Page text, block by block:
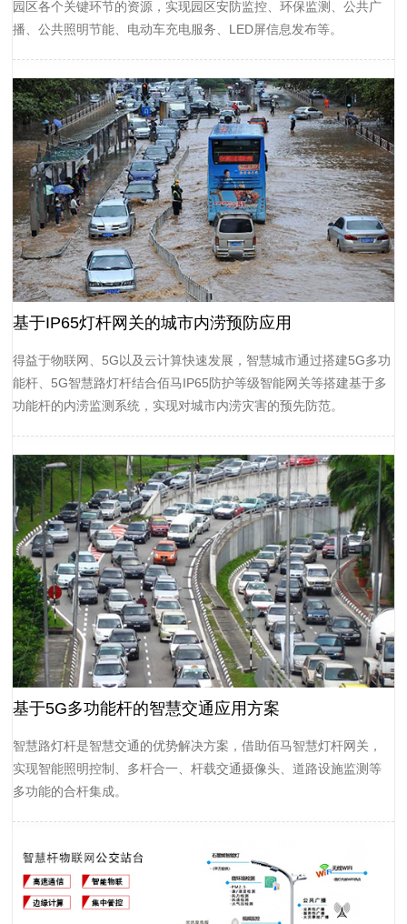
园区各个关键环节的资源，实现园区安防监控、环保监测、公共广
播、公共照明节能、电动车充电服务、LED屏信息发布等。
基于IP65灯杆网关的城市内涝预防应用
得益于物联网、5G以及云计算快速发展，智慧城市通过搭建5G多功
能杆、5G智慧路灯杆结合佰马IP65防护等级智能网关等搭建基于多
功能杆的内涝监测系统，实现对城市内涝灾害的预先防范。
基于5G多功能杆的智慧交通应用方案
智慧路灯杆是智慧交通的优势解决方案，借助佰马智慧灯杆网关，
实现智能照明控制、多杆合一、杆载交通摄像头、道路设施监测等
多功能的合杆集成。